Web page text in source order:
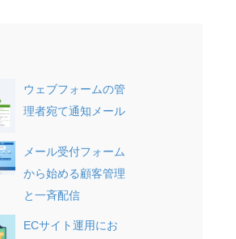
ウェブフォームの管
理者宛て通知メール
メール受付フォーム
から始める顧客管理
と一斉配信
ECサイト運用にお